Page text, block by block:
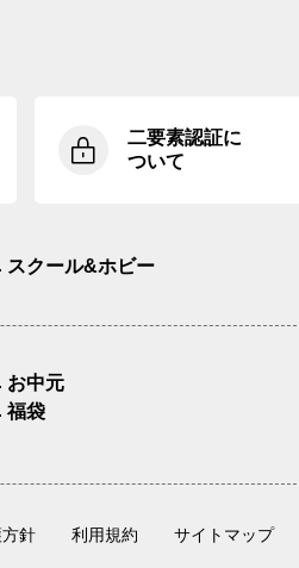
二要素認証に
ついて
スクール&ホビー
お中元
福袋
針 利用規約 サイトマップ